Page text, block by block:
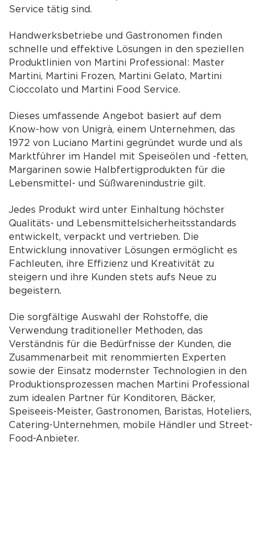
Service tätig sind.
Handwerksbetriebe und Gastronomen finden
schnelle und effektive Lösungen in den speziellen
Produktlinien von Martini Professional: Master
Martini, Martini Frozen, Martini Gelato, Martini
Cioccolato und Martini Food Service.
Dieses umfassende Angebot basiert auf dem
Know-how von Unigrà, einem Unternehmen, das
1972 von Luciano Martini gegründet wurde und als
Marktführer im Handel mit Speiseölen und -fetten,
Margarinen sowie Halbfertigprodukten für die
Lebensmittel- und Süßwarenindustrie gilt.
Jedes Produkt wird unter Einhaltung höchster
Qualitäts- und Lebensmittelsicherheitsstandards
entwickelt, verpackt und vertrieben. Die
Entwicklung innovativer Lösungen ermöglicht es
Fachleuten, ihre Effizienz und Kreativität zu
steigern und ihre Kunden stets aufs Neue zu
begeistern.
Die sorgfältige Auswahl der Rohstoffe, die
Verwendung traditioneller Methoden, das
Verständnis für die Bedürfnisse der Kunden, die
Zusammenarbeit mit renommierten Experten
sowie der Einsatz modernster Technologien in den
Produktionsprozessen machen Martini Professional
zum idealen Partner für Konditoren, Bäcker,
Speiseeis-Meister, Gastronomen, Baristas, Hoteliers,
Catering-Unternehmen, mobile Händler und Street-
Food-Anbieter.